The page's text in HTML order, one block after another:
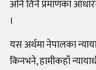
अनि तिनै प्रमाणका
।
यस अर्थमा नेपालका
किनभने, हामीकहाँ